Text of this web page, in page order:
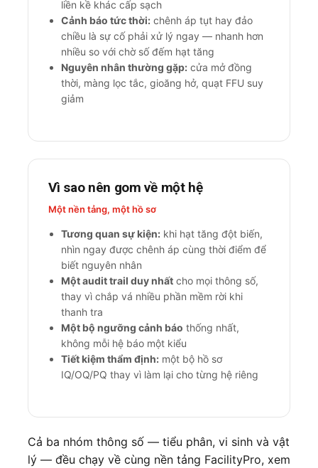
liền kề khác cấp sạch
Cảnh báo tức thời: chênh áp tụt hay đảo
chiều là sự cố phải xử lý ngay — nhanh hơn
nhiều so với chờ số đếm hạt tăng
Nguyên nhân thường gặp: cửa mở đồng
thời, màng lọc tắc, gioăng hở, quạt FFU suy
giảm
Vì sao nên gom về một hệ
Một nền tảng, một hồ sơ
Tương quan sự kiện: khi hạt tăng đột biến,
nhìn ngay được chênh áp cùng thời điểm để
biết nguyên nhân
Một audit trail duy nhất cho mọi thông số,
thay vì chắp vá nhiều phần mềm rời khi
thanh tra
Một bộ ngưỡng cảnh báo thống nhất,
không mỗi hệ báo một kiểu
Tiết kiệm thẩm định: một bộ hồ sơ
IQ/OQ/PQ thay vì làm lại cho từng hệ riêng
Cả ba nhóm thông số — tiểu phân, vi sinh và vật
lý — đều chạy về cùng nền tảng FacilityPro, xem